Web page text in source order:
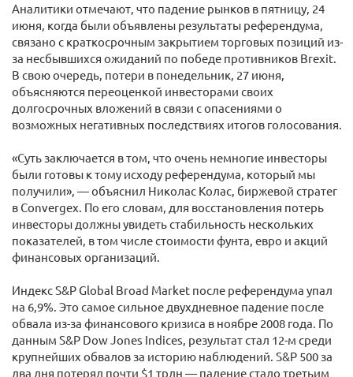
Аналитики отмечают, что падение рынков в пятницу, 24
июня, когда были объявлены результаты референдума,
связано с краткосрочным закрытием торговых позиций из-
за несбывшихся ожиданий по победе противников Brexit.
В свою очередь, потери в понедельник, 27 июня,
объясняются переоценкой инвесторами своих
долгосрочных вложений в связи с опасениями о
возможных негативных последствиях итогов голосования.
«Суть заключается в том, что очень немногие инвесторы
были готовы к тому исходу референдума, который мы
получили», — объяснил Николас Колас, биржевой стратег
в Convergex. По его словам, для восстановления потерь
инвесторы должны увидеть стабильность нескольких
показателей, в том числе стоимости фунта, евро и акций
финансовых организаций.
Индекс S&P Global Broad Market после референдума упал
на 6,9%. Это самое сильное двухдневное падение после
обвала из-за финансового кризиса в ноябре 2008 года. По
данным S&P Dow Jones Indices, результат стал 12-м среди
крупнейших обвалов за историю наблюдений. S&P 500 за
два дня потерял почти $1 трлн — падение стало третьим